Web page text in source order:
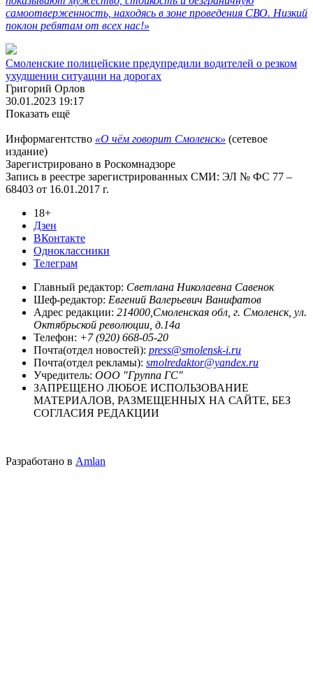
самоотверженность, находясь в зоне проведения СВО. Низкий
поклон ребятам от всех нас!»
Смоленские полицейские предупредили водителей о резком
ухудшении ситуации на дорогах
Григорий Орлов
30.01.2023 19:17
Показать ещё
Информагентство «О чём говорит Смоленск» (сетевое
издание)
Зарегистрировано в Роскомнадзоре
Запись в реестре зарегистрированных СМИ: ЭЛ № ФС 77 –
68403 от 16.01.2017 г.
18+
Дзен
ВКонтакте
Одноклассники
Телеграм
Главный редактор: Светлана Николаевна Савенок
Шеф-редактор: Евгений Валерьевич Ванифатов
Адрес редакции: 214000,Смоленская обл, г. Смоленск, ул.
Октябрьской революции, д.14а
Телефон: +7 (920) 668-05-20
Почта(отдел новостей): press@smolensk-i.ru
Почта(отдел рекламы): smolredaktor@yandex.ru
Учредитель: ООО "Группа ГС"
ЗАПРЕЩЕНО ЛЮБОЕ ИСПОЛЬЗОВАНИЕ
МАТЕРИАЛОВ, РАЗМЕЩЕННЫХ НА САЙТЕ, БЕЗ
СОГЛАСИЯ РЕДАКЦИИ
Разработано в Amlan